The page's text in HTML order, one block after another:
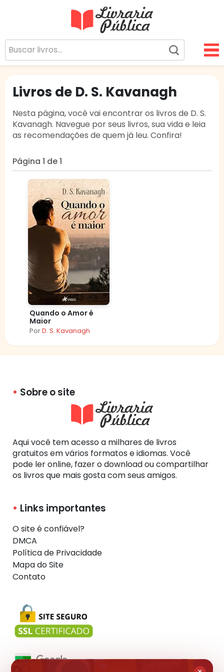
Sua Biblioteca Virtual Gratuita
Livros de D. S. Kavanagh
Nesta página, você vai encontrar os livros de D. S.
Kavanagh. Navegue por seus livros, sua vida e leia
as recomendações de quem já leu. Confira!
Página 1 de 1
Quando o Amor é
Maior
PorD. S. Kavanagh
Sobre o site
Aqui você tem acesso a milhares de livros
gratuitos em vários formatos e idiomas. Você
pode ler online, fazer o download ou compartilhar
os livros que mais gosta com seus amigos.
Links importantes
O site é confiável?
DMCA
Política de Privacidade
Mapa do Site
Contato